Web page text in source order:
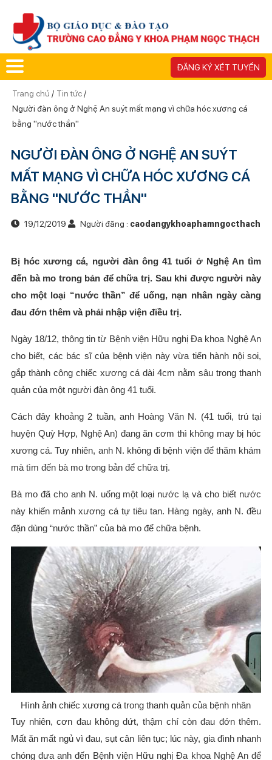
ĐĂNG KÝ XÉT TUYỂN
Trang chủ / Tin tức/
Người đàn ông ở Nghệ An suýt mất mạng vì chữa hóc xương cá
bằng "nước thần"
NGƯỜI ĐÀN ÔNG Ở NGHỆ AN SUÝT
MẤT MẠNG VÌ CHỮA HÓC XƯƠNG CÁ
BẰNG "NƯỚC THẦN"
19/12/2019 Người đăng : caodangykhoaphamngocthach
Bị hóc xương cá, người đàn ông 41 tuổi ở Nghệ An tìm
đến bà mo trong bản để chữa trị. Sau khi được người này
cho một loại “nước thần” để uống, nạn nhân ngày càng
đau đớn thêm và phải nhập viện điều trị.
Ngày 18/12, thông tin từ Bệnh viện Hữu nghị Đa khoa Nghệ An
cho biết, các bác sĩ của bệnh viện này vừa tiến hành nội soi,
gắp thành công chiếc xương cá dài 4cm nằm sâu trong thanh
quản của một người đàn ông 41 tuổi.
Cách đây khoảng 2 tuần, anh Hoàng Văn N. (41 tuổi, trú tại
huyện Quỳ Hợp, Nghệ An) đang ăn cơm thì không may bị hóc
xương cá. Tuy nhiên, anh N. không đi bệnh viện để thăm khám
mà tìm đến bà mo trong bản để chữa trị.
Bà mo đã cho anh N. uống một loại nước lạ và cho biết nước
này khiến mảnh xương cá tự tiêu tan. Hàng ngày, anh N. đều
đặn dùng “nước thần” của bà mo để chữa bệnh.
Hình ảnh chiếc xương cá trong thanh quản của bệnh nhân
Tuy nhiên, cơn đau không dứt, thậm chí còn đau đớn thêm.
Mất ăn mất ngủ vì đau, sụt cân liên tục; lúc này, gia đình nhanh
chóng đưa anh đến Bệnh viện Hữu nghị Đa khoa Nghệ An để